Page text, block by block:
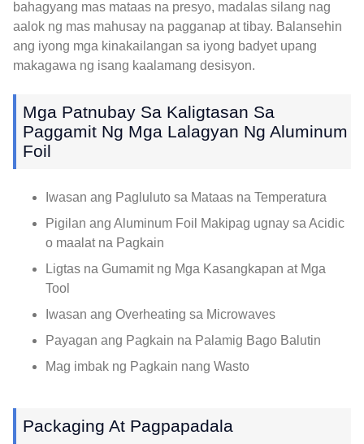
bahagyang mas mataas na presyo, madalas silang nag
aalok ng mas mahusay na pagganap at tibay. Balansehin
ang iyong mga kinakailangan sa iyong badyet upang
makagawa ng isang kaalamang desisyon.
Mga Patnubay Sa Kaligtasan Sa
Paggamit Ng Mga Lalagyan Ng Aluminum
Foil
Iwasan ang Pagluluto sa Mataas na Temperatura
Pigilan ang Aluminum Foil Makipag ugnay sa Acidic
o maalat na Pagkain
Ligtas na Gumamit ng Mga Kasangkapan at Mga
Tool
Iwasan ang Overheating sa Microwaves
Payagan ang Pagkain na Palamig Bago Balutin
Mag imbak ng Pagkain nang Wasto
Packaging At Pagpapadala